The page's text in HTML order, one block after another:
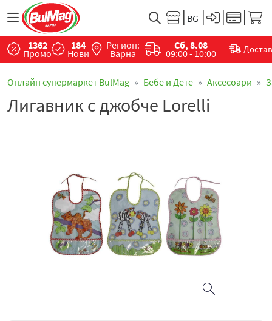
1362
Промо
184
Нови
Регион:
Варна
Сб, 8.08
09:00 - 10:00
Онлайн супермаркет BulMag Бебе и Дете Аксесоари
Лигавник с джобче Lorelli